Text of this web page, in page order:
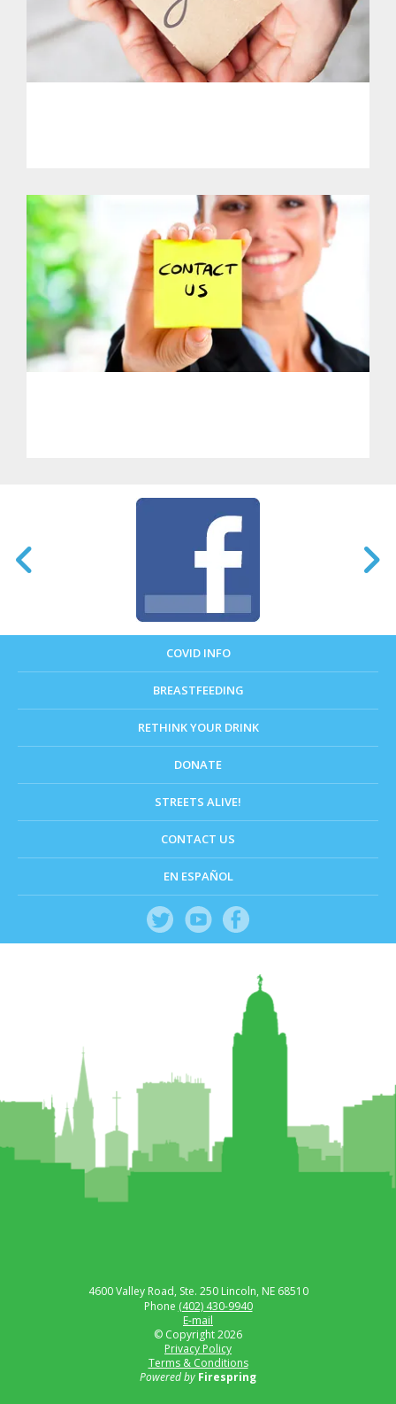
COVID INFO
BREASTFEEDING
RETHINK YOUR DRINK
DONATE
STREETS ALIVE!
CONTACT US
EN ESPAÑOL
4600 Valley Road, Ste. 250 Lincoln, NE 68510
Phone (402) 430-9940
E-mail
© Copyright 2026
Privacy Policy
Terms & Conditions
Powered by Firespring